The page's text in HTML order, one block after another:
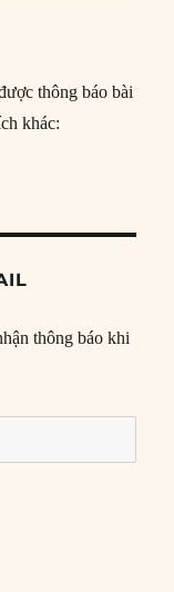
thông báo bài
khác:
thông báo khi